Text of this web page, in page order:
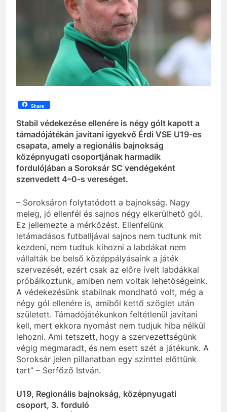
Share
Stabil védekezése ellenére is négy gólt kapott a
támadójátékán javítani igyekvő Érdi VSE U19-es
csapata, amely a regionális bajnokság
középnyugati csoportjának harmadik
fordulójában a Soroksár SC vendégeként
szenvedett 4–0-s vereséget.
– Soroksáron folytatódott a bajnokság. Nagy
meleg, jó ellenfél és sajnos négy elkerülhető gól.
Ez jellemezte a mérkőzést. Ellenfelünk
letámadásos futballjával sajnos nem tudtunk mit
kezdeni, nem tudtuk kihozni a labdákat nem
vállalták be belső középpályásaink a játék
szervezését, ezért csak az előre ívelt labdákkal
próbálkoztunk, amiben nem voltak lehetőségeink.
A védekezésünk stabilnak mondható volt, még a
négy gól ellenére is, amiből kettő szöglet után
született. Támadójátékunkon feltétlenül javítani
kell, mert ekkora nyomást nem tudjuk hiba nélkül
lehozni. Ami tetszett, hogy a szervezettségünk
végig megmaradt, és nem esett szét a játékunk. A
Soroksár jelen pillanatban egy szinttel előttünk
tart” – Serfőző István.
U19, Regionális bajnokság, középnyugati
csoport, 3. forduló